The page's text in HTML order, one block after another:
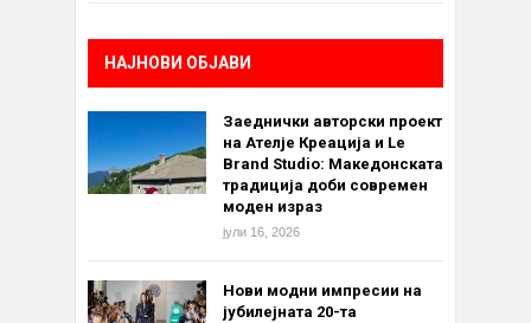
НАЈНОВИ ОБЈАВИ
Заеднички авторски проект
на Ателје Креација и Le
Brand Studio: Македонската
традиција доби современ
моден израз
јули 16, 2026
Нови модни импресии на
јубилејната 20-та